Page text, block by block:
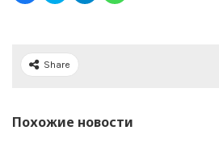
Share
Похожие новости